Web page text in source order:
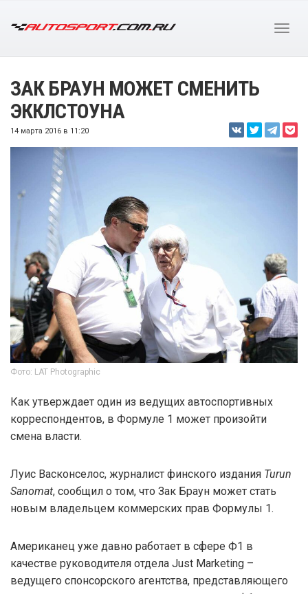
ЗАК БРАУН МОЖЕТ СМЕНИТЬ
ЭККЛСТОУНА
14 марта 2016 в 11:20
Фото: LAT Photographic
Как утверждает один из ведущих автоспортивных
корреспондентов, в Формуле 1 может произойти
смена власти.
Луис Васконселос, журналист финского издания Turun
Sanomat, сообщил о том, что Зак Браун может стать
новым владельцем коммерских прав Формулы 1.
Американец уже давно работает в сфере Ф1 в
качестве руководителя отдела Just Marketing –
ведущего спонсорского агентства, представляющего